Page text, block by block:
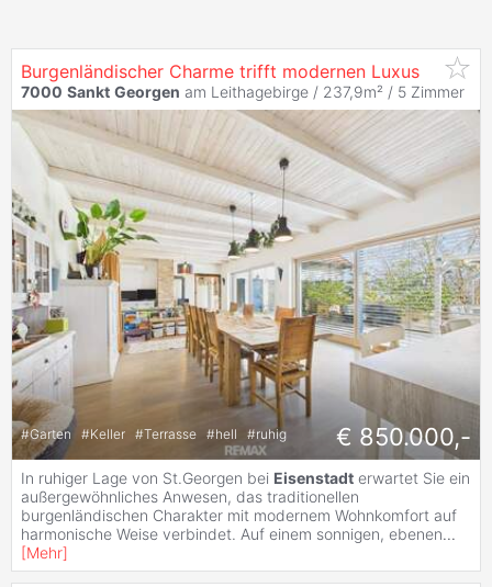
Burgenländischer Charme trifft modernen Luxus
7000 Sankt Georgen am Leithagebirge / 237,9m² / 5 Zimmer
#Garten #Keller #Terrasse #hell #ruhig € 850.000,-
In ruhiger Lage von St.Georgen bei Eisenstadt erwartet Sie ein
außergewöhnliches Anwesen, das traditionellen
burgenländischen Charakter mit modernem Wohnkomfort auf
harmonische Weise verbindet. Auf einem sonnigen, ebenen...
[Mehr]